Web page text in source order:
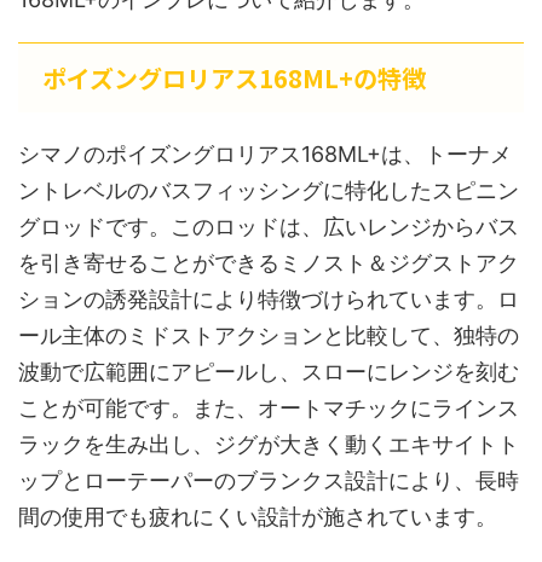
ポイズングロリアス168ML+の特徴
シマノのポイズングロリアス168ML+は、トーナメ
ントレベルのバスフィッシングに特化したスピニン
グロッドです。このロッドは、広いレンジからバス
を引き寄せることができるミノスト＆ジグストアク
ションの誘発設計により特徴づけられています。ロ
ール主体のミドストアクションと比較して、独特の
波動で広範囲にアピールし、スローにレンジを刻む
ことが可能です。また、オートマチックにラインス
ラックを生み出し、ジグが大きく動くエキサイトト
ップとローテーパーのブランクス設計により、長時
間の使用でも疲れにくい設計が施されています。